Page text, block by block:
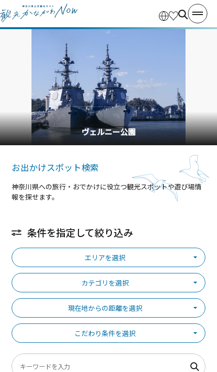
横浜中華街
お出かけスポット検索
神奈川県への旅行・おでかけに役立つ観光スポットや遊び場情
報を探せます。
条件を指定して絞り込み
エリアを選択
カテゴリを選択
現在地からの距離を選択
こだわり条件を選択